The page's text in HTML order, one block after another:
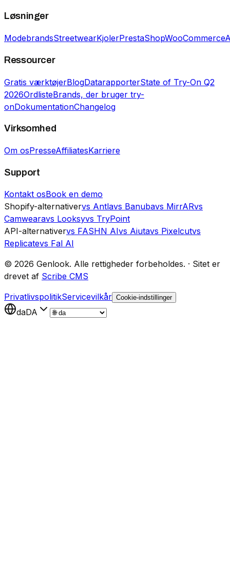
Løsninger
ModebrandsStreetwearKjolerPrestaShopWooCommerce
Ressourcer
Gratis værktøjerBlogDatarapporterState of Try-On Q2
2026OrdlisteBrands, der bruger try-
onDokumentationChangelog
Virksomhed
Om osPresseAffiliatesKarriere
Support
Kontakt osBook en demo
Shopify-alternativervs Antlavs Banubavs MirrARvs
Camwearavs Looksyvs TryPoint
API-alternativervs FASHN AIvs Aiutavs Pixelcutvs
Replicatevs Fal AI
© 2026 Genlook. Alle rettigheder forbeholdes. · Sitet er
drevet af Scribe CMS
PrivatlivspolitikServicevilkår Cookie-indstillinger
daDA